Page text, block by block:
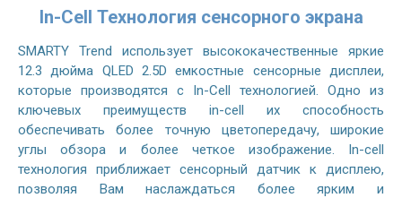
In-Cell Технология сенсорного экрана
SMARTY Trend использует высококачественные яркие
12.3 дюйма QLED 2.5D емкостные сенсорные дисплеи,
которые производятся с In-Cell технологией. Одно из
ключевых преимуществ in-cell их способность
обеспечивать более точную цветопередачу, широкие
углы обзора и более четкое изображение. In-cell
технология приближает сенсорный датчик к дисплею,
позволяя Вам наслаждаться более ярким и